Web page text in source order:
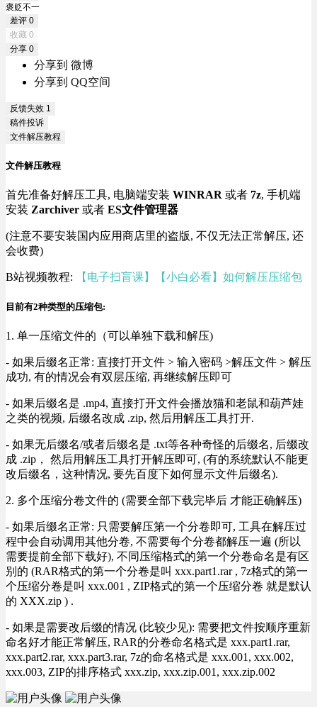
褒贬不一
差评 0
收藏 0
分享 0
分享到 微博
分享到 QQ空间
反馈失效 1
稿件投诉
文件解压教程
文件解压教程
首先准备好解压工具, 电脑端安装 WINRAR 或者 7z, 手机端
安装 Zarchiver 或者 ES文件管理器
(注意不要安装国内应用商店里的盗版, 不仅无法正常解压, 还
会收费)
B站视频教程: 【电子扫盲课】【小白必看】如何解压压缩包
目前有2种类型的压缩包:
1. 单一压缩文件的（可以单独下载和解压)
- 如果后缀名正常: 直接打开文件 > 输入密码 >解压文件 > 解压
成功, 有的情况会有双层压缩, 再继续解压即可
- 如果后缀名是 .mp4, 直接打开文件会播放猫和老鼠和葫芦娃
之类的视频, 后缀名改成 .zip, 然后用解压工具打开.
- 如果无后缀名/或者后缀名是 .txt等各种奇怪的后缀名, 后缀改
成 .zip， 然后用解压工具打开解压即可, (有的系统默认不能更
改后缀名，这种情况, 要先百度下如何显示文件后缀名).
2. 多个压缩分卷文件的 (需要全部下载完毕后 才能正确解压)
- 如果后缀名正常: 只需要解压第一个分卷即可, 工具在解压过
程中会自动调用其他分卷, 不需要每个分卷都解压一遍 (所以
需要提前全部下载好), 不同压缩格式的第一个分卷命名是有区
别的 (RAR格式的第一个分卷是叫 xxx.part1.rar , 7z格式的第一
个压缩分卷是叫 xxx.001 , ZIP格式的第一个压缩分卷 就是默认
的 XXX.zip ) .
- 如果是需要改后缀的情况 (比较少见): 需要把文件按顺序重新
命名好才能正常解压, RAR的分卷命名格式是 xxx.part1.rar,
xxx.part2.rar, xxx.part3.rar, 7z的命名格式是 xxx.001, xxx.002,
xxx.003, ZIP的排序格式 xxx.zip, xxx.zip.001, xxx.zip.002